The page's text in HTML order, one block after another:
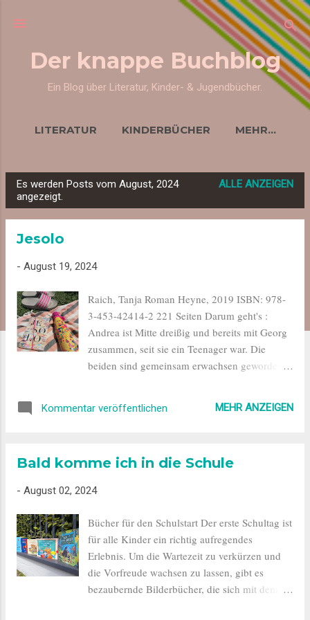
Direkt zum Hauptbereich
Der knappe Buchblog
Ein Blog über Literatur, Kinder- & Jugendbücher.
LITERATUR KINDERBÜCHER MEHR…
o
Es werden Posts vom August, 2024
angezeigt.
ALLE ANZEIGEN
Jesolo
- August 19, 2024
Raich, Tanja Roman Heyne, 2019 ISBN: 978-
3-453-42414-2 221 Seiten Darum geht's :
Andrea ist Mitte dreißig und bereits mit Georg
zusammen, seit sie ein Teenager war. Die
beiden sind gemeinsam erwachsen geworden
dazugehören. Nun sind sie an einen Punkt
jährlichen Urlaub in Jesolo okay, sie findet ihre
Langsam fängt sie an, zu hinterfragen, ob sie
einfach nur gewöhnt ist. Georg will seinerseits
unbedingt die nächsten Schritte machen. Er
will, dass Andrea zu ihm zieht, dass sie
heiraten, dass sie Kinder bekommen und
versteht nicht, warum Andrea nicht bereit dazu
Kommentar veröffentlichen MEHR ANZEIGEN
Bald komme ich in die Schule
- August 02, 2024
Bücher für den Schulstart Der erste Schultag ist
für alle Kinder ein richtig aufregendes
Erlebnis. Um die Wartezeit zu verkürzen und
die Vorfreude wachsen zu lassen, gibt es
bezaubernde Bilderbücher, die sich mit dem